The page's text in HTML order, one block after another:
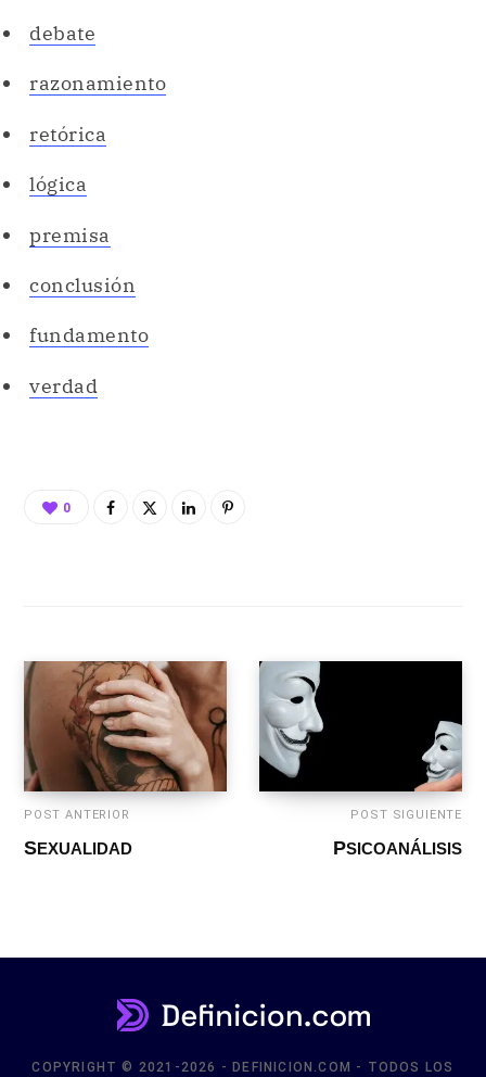
debate
razonamiento
retórica
lógica
premisa
conclusión
fundamento
verdad
0
POST ANTERIOR
SEXUALIDAD
POST SIGUIENTE
PSICOANÁLISIS
COPYRIGHT © 2021-2026 - DEFINICION.COM - TODOS LOS